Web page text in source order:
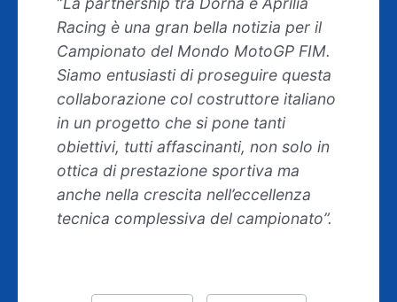
Racing è una gran bella notizia per il
Campionato del Mondo MotoGP FIM.
Siamo entusiasti di proseguire questa
collaborazione col costruttore italiano
in un progetto che si pone tanti
obiettivi, tutti affascinanti, non solo in
ottica di prestazione sportiva ma
anche nella crescita nell’eccellenza
tecnica complessiva del campionato”.